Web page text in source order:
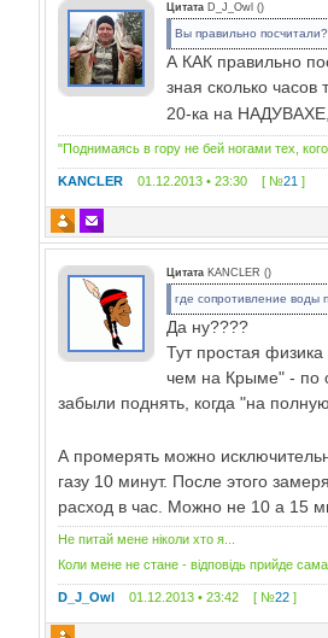
Цитата D_J_Owl ()
Вы правильно
А КАК правильно
зная сколько
20-ка на
"Поднимаясь в гору не бей ногами тех,
KANCLER 01.12.2013 • 23:30 [ №21 ]
Цитата KANCLER ()
где сопротивление воды
Да ну????
Тут простая
чем на Крыме" - по
забыли поднять, когда "на
А промерять можно
газу 10 минут. После этого
расход в час. Можно не 10 а 15
Не питай мене ніколи хто я...
Коли мене не стане - відповідь прийде сама.
D_J_Owl 01.12.2013 • 23:42 [ №22 ]